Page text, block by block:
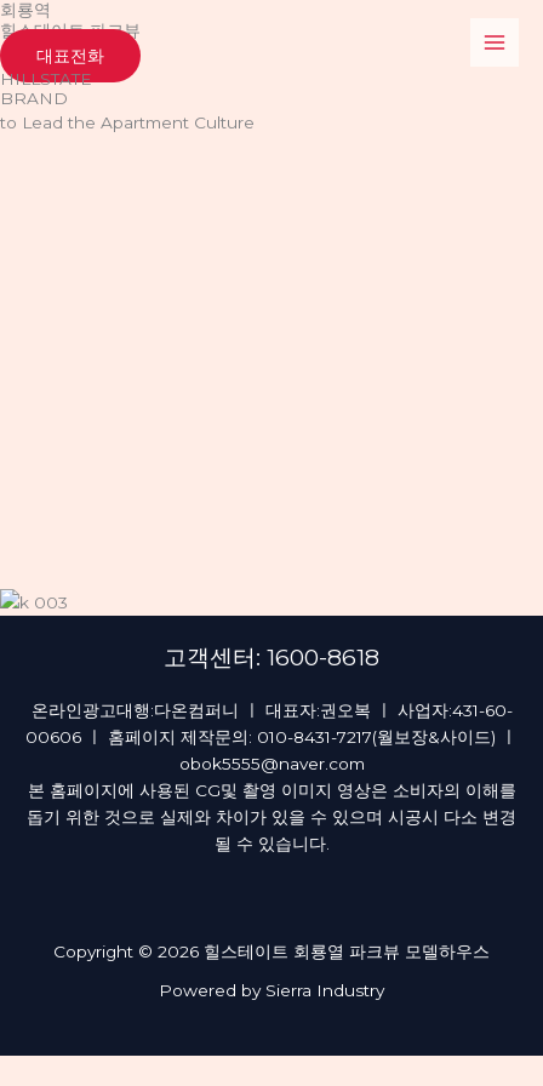
콘
텐
츠
로
건
회룡역
힐스테이트 파크뷰
대표전화
HILLSTATE
BRAND
to Lead the Apartment Culture
고객센터: 1600-8618
온라인광고대행:다온컴퍼니 ㅣ 대표자:권오복 ㅣ 사업자:431-60-
00606 ㅣ 홈페이지 제작문의: 010-8431-7217(월보장&사이드) ㅣ
obok5555@naver.com
본 홈페이지에 사용된 CG및 촬영 이미지 영상은 소비자의 이해를
돕기 위한 것으로 실제와 차이가 있을 수 있으며 시공시 다소 변경
될 수 있습니다.
Copyright © 2026 힐스테이트 회룡열 파크뷰 모델하우스
Powered by Sierra Industry